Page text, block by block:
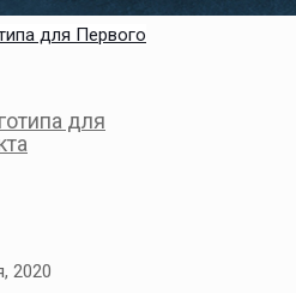
для Первого
для
2020